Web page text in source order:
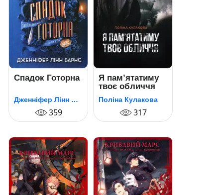
Спадок Готорна
Дженніфер Лінн Барнс
359
Я пам’ятатиму
твоє обличчя
Поліна Кулакова
317